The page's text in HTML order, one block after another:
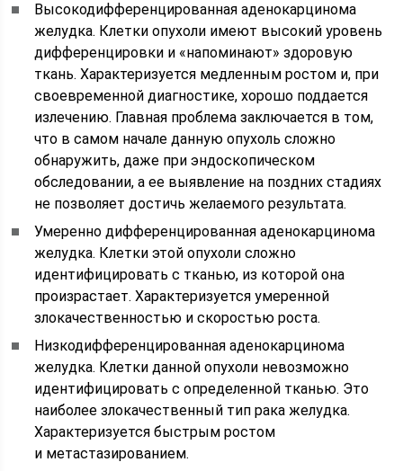
Высокодифференцированная аденокарцинома
желудка. Клетки опухоли имеют высокий уровень
дифференцировки и «напоминают» здоровую
ткань. Характеризуется медленным ростом и, при
своевременной диагностике, хорошо поддается
излечению. Главная проблема заключается в том,
что в самом начале данную опухоль сложно
обнаружить, даже при эндоскопическом
обследовании, а ее выявление на поздних стадиях
не позволяет достичь желаемого результата.
Умеренно дифференцированная аденокарцинома
желудка. Клетки этой опухоли сложно
идентифицировать с тканью, из которой она
произрастает. Характеризуется умеренной
злокачественностью и скоростью роста.
Низкодифференцированная аденокарцинома
желудка. Клетки данной опухоли невозможно
идентифицировать с определенной тканью. Это
наиболее злокачественный тип рака желудка.
Характеризуется быстрым ростом
и метастазированием.